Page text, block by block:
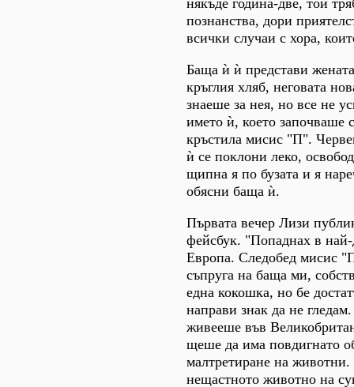
познанства, дори
всички случаи с хора,
Баща ѝ ѝ представи
кръглия хляб, неговата
знаеше за нея, но все не
името ѝ, което започваше
кръстила мисис "П".
ѝ се поклони леко,
щипна я по бузата и я
обясни баща ѝ.
Първата вечер Лизи
фейсбук. "Попаднах в
Европа. Следобед мисис
съпруга на баща ми,
една кокошка, но бе
направи знак да не
живееше във
щеше да има повдигнато
малтретиране на животни.
нещастното животно на